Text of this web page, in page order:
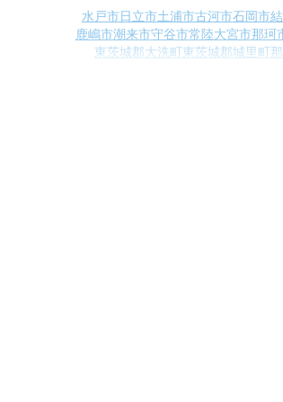
水戸市日立市土浦市古河市石岡市
鹿嶋市潮来市守谷市常陸大宮市那珂
東茨城郡大洗町東茨城郡城里町